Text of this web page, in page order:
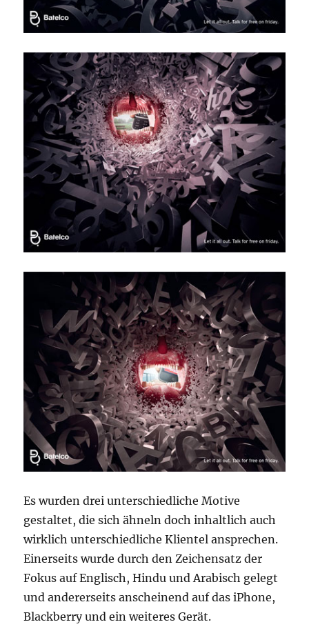
Es wurden drei unterschiedliche Motive
gestaltet, die sich ähneln doch inhaltlich auch
wirklich unterschiedliche Klientel ansprechen.
Einerseits wurde durch den Zeichensatz der
Fokus auf Englisch, Hindu und Arabisch gelegt
und andererseits anscheinend auf das iPhone,
Blackberry und ein weiteres Gerät.